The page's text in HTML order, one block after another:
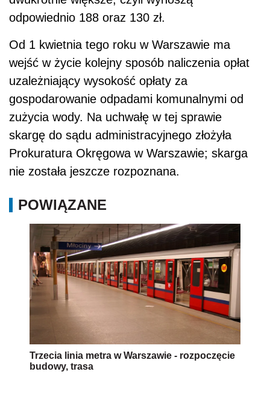
odpowiednio 188 oraz 130 zł.
Od 1 kwietnia tego roku w Warszawie ma
wejść w życie kolejny sposób naliczenia opłat
uzależniający wysokość opłaty za
gospodarowanie odpadami komunalnymi od
zużycia wody. Na uchwałę w tej sprawie
skargę do sądu administracyjnego złożyła
Prokuratura Okręgowa w Warszawie; skarga
nie została jeszcze rozpoznana.
POWIĄZANE
Trzecia linia metra w Warszawie - rozpoczęcie
budowy, trasa